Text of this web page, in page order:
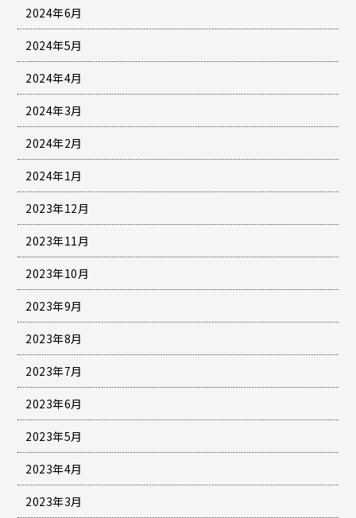
2024年6月
2024年5月
2024年4月
2024年3月
2024年2月
2024年1月
2023年12月
2023年11月
2023年10月
2023年9月
2023年8月
2023年7月
2023年6月
2023年5月
2023年4月
2023年3月